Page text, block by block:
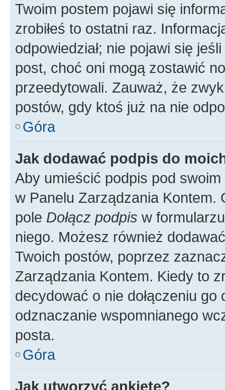
Twoim postem pojawi się
zrobiłeś to ostatni raz.
odpowiedział; nie pojawi się
post, choć oni mogą zostawić
przeedytowali. Zauważ, że
postów, gdy ktoś już na nie
Góra
Jak dodawać podpis do
Aby umieścić podpis pod
w Panelu Zarządzania
pole Dołącz podpis w
niego. Możesz również
Twoich postów, poprzez
Zarządzania Kontem. Kiedy to
decydować o nie dołączeniu
odznaczanie wspomnianego
posta.
Góra
Jak utworzyć ankietę?